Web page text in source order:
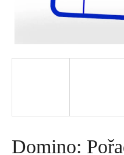
Domino:
t